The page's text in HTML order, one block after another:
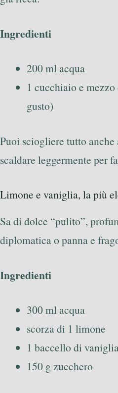
Ingredienti
200 ml acqua
1 cucchiaio e
gusto)
Puoi sciogliere tutto anche
scaldare leggermente per
Limone e vaniglia, la più
Sa di dolce “pulito”,
diplomatica o panna e
Ingredienti
300 ml acqua
scorza di 1 limone
1 baccello di
150 g zucchero